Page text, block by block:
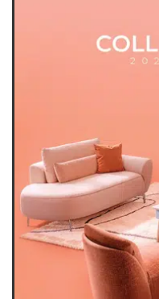
chambres et dressing
décoration